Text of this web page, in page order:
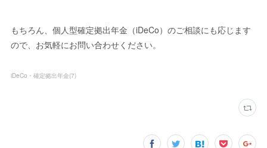
もちろん、個人型確定拠出年金（iDeCo）のご相談にも応じます
ので、お気軽にお問い合わせください。
iDeCo・確定拠出年金(7)